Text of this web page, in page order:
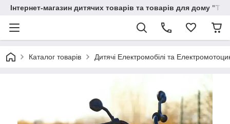
Інтернет-магазин дитячих товарів та товарів для дому
Каталог товарів Дитячі Електромобілі та